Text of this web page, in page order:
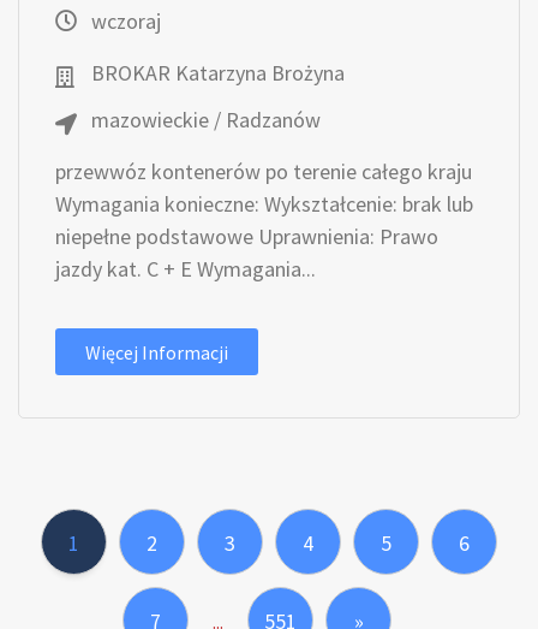
wczoraj
BROKAR Katarzyna Brożyna
mazowieckie / Radzanów
przewwóz kontenerów po terenie całego kraju
Wymagania konieczne: Wykształcenie: brak lub
niepełne podstawowe Uprawnienia: Prawo
jazdy kat. C + E Wymagania...
Więcej Informacji
1 2 3 4 5 6
7 ... 551 »